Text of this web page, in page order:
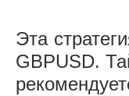
Эта
GBPUSD.